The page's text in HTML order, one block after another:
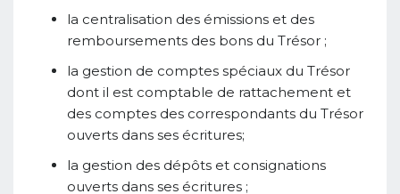
la centralisation des émissions et des
remboursements des bons du Trésor ;
la gestion de comptes spéciaux du Trésor
dont il est comptable de rattachement et
des comptes des correspondants du Trésor
ouverts dans ses écritures;
la gestion des dépôts et consignations
ouverts dans ses écritures ;